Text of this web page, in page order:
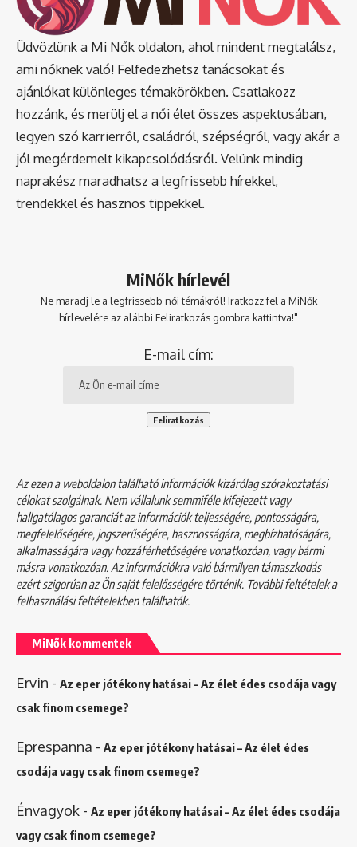
Üdvözlünk a Mi Nők oldalon, ahol mindent megtalálsz,
ami nőknek való! Felfedezhetsz tanácsokat és
ajánlókat különleges témakörökben. Csatlakozz
hozzánk, és merülj el a női élet összes aspektusában,
legyen szó karrierről, családról, szépségről, vagy akár a
jól megérdemelt kikapcsolódásról. Velünk mindig
naprakész maradhatsz a legfrissebb hírekkel,
trendekkel és hasznos tippekkel.
MiNők hírlevél
Ne maradj le a legfrissebb női témákról! Iratkozz fel a MiNők
hírlevelére az alábbi Feliratkozás gombra kattintva!"
E-mail cím:
Az ezen a weboldalon található információk kizárólag szórakoztatási
célokat szolgálnak. Nem vállalunk semmiféle kifejezett vagy
hallgatólagos garanciát az információk teljességére, pontosságára,
megfelelőségére, jogszerűségére, hasznosságára, megbízhatóságára,
alkalmasságára vagy hozzáférhetőségére vonatkozóan, vagy bármi
másra vonatkozóan. Az információkra való bármilyen támaszkodás
ezért szigorúan az Ön saját felelősségére történik. További feltételek a
felhasználási feltételekbentalálhatók.
MiNők kommentek
Ervin - Az eper jótékony hatásai – Az élet édes csodája vagy
csak finom csemege?
Eprespanna - Az eper jótékony hatásai – Az élet édes
csodája vagy csak finom csemege?
Énvagyok - Az eper jótékony hatásai – Az élet édes csodája
vagy csak finom csemege?